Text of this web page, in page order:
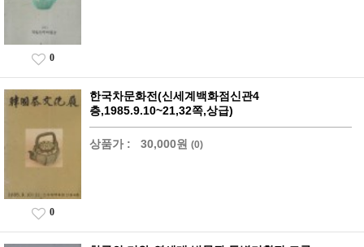
0
한국차문화전(신세계백화점신관4
층,1985.9.10~21,32쪽,상급)
상품가 : 30,000원 (0)
0